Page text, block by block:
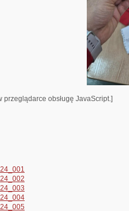
przeglądarce obsługę JavaScript.]